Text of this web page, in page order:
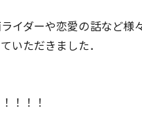
イダーや恋愛の話など
いただきました．
！！！